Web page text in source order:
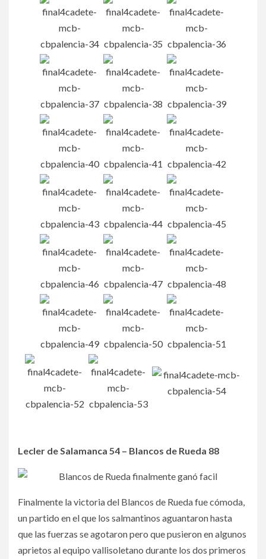
Lecler de Salamanca 54 – Blancos de Rueda 88
Finalmente la victoria del Blancos de Rueda fue cómoda,
un partido en el que los salmantinos aguantaron hasta
que las fuerzas se agotaron pero que pusieron en algunos
aprietos al equipo vallisoletano durante los dos primeros